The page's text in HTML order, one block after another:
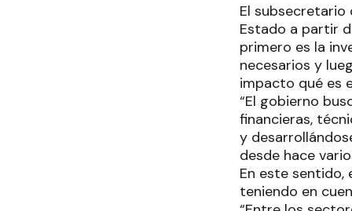
El subsecretario
Estado a partir
primero es la
necesarios y
impacto qué es
“El gobierno
financieras,
y
desde hace
En este
teniendo en